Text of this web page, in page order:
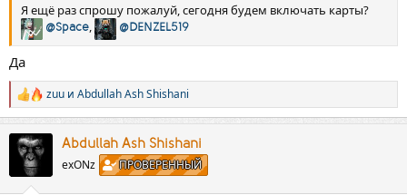
Я ещё раз спрошу пожалуй, сегодня будем включать карты?
@Space, @DENZEL519
Да
Р
е
к
ц
zuu и Abdullah Ash Shishani
Abdullah Ash Shishani
exONz ПРОВЕРЕННЫЙ